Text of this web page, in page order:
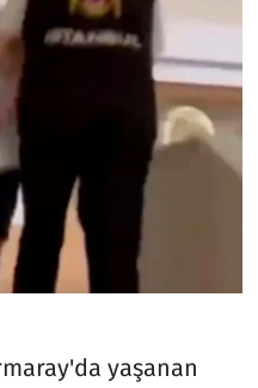
yaşanan